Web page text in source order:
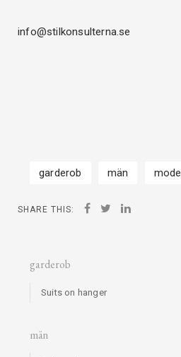
info@stilkonsulterna.se
garderob män mode
SHARE THIS:
garderob
Suits on hanger
män